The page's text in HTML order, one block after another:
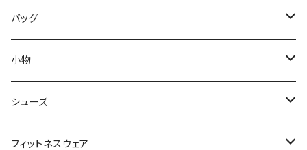
その他
その他
袖付き
ノースリーブ
パンツドレス
ナイトドレス
その他
ブレスレット
ピアス
コサージュ
リング
ブラ/ブラトップ/ベアトップ
ショーツ
タンクトップ/キャミソール
半袖/5分
バッグ
サブバッグ
クラッチバッグ
トートバッグ
小物
マフラー/スカーフ/ストール
財布
シューズ
スニーカー
フィットネスウェア